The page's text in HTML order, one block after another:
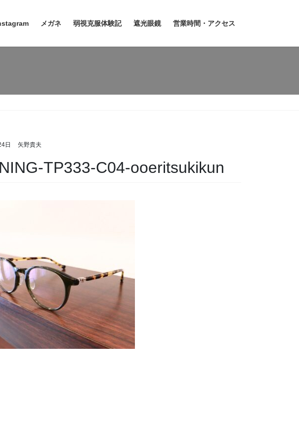
メガネ 弱視克服体験記 遮光眼鏡 営業時間・アクセス
日 矢野貴夫
TP333-C04-ooeritsukikun